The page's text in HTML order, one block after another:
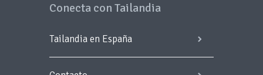
Conecta con Tailandia
Tailandia en España